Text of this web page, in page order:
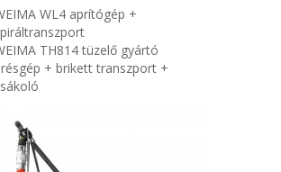
WL4 aprítógép +
TH814 tüzelő gyártó
+ brikett transzport +